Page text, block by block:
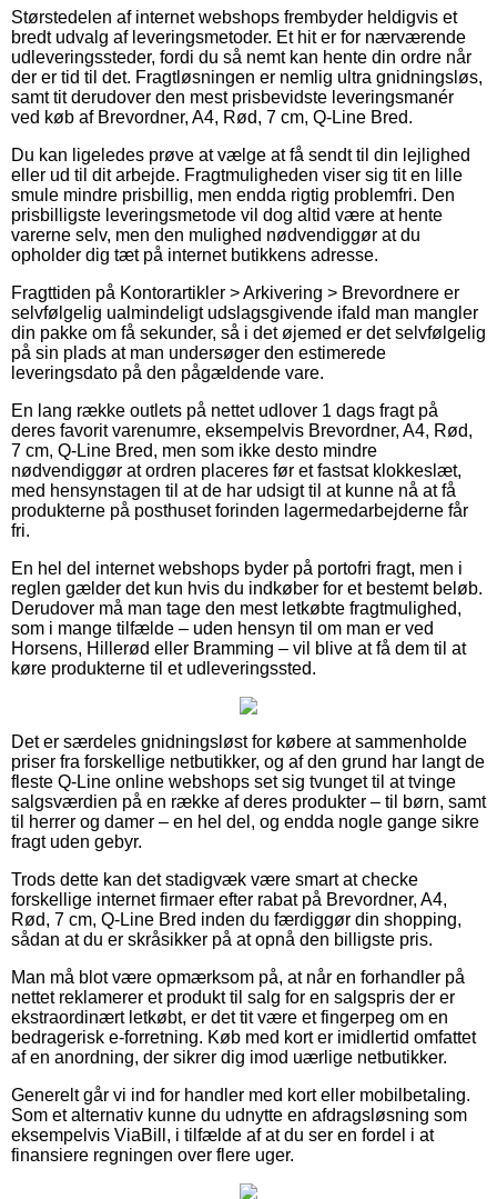
Størstedelen af internet webshops frembyder heldigvis et
bredt udvalg af leveringsmetoder. Et hit er for nærværende
udleveringssteder, fordi du så nemt kan hente din ordre når
der er tid til det. Fragtløsningen er nemlig ultra gnidningsløs,
samt tit derudover den mest prisbevidste leveringsmanér
ved køb af Brevordner, A4, Rød, 7 cm, Q-Line Bred.
Du kan ligeledes prøve at vælge at få sendt til din lejlighed
eller ud til dit arbejde. Fragtmuligheden viser sig tit en lille
smule mindre prisbillig, men endda rigtig problemfri. Den
prisbilligste leveringsmetode vil dog altid være at hente
varerne selv, men den mulighed nødvendiggør at du
opholder dig tæt på internet butikkens adresse.
Fragttiden på Kontorartikler > Arkivering > Brevordnere er
selvfølgelig ualmindeligt udslagsgivende ifald man mangler
din pakke om få sekunder, så i det øjemed er det selvfølgelig
på sin plads at man undersøger den estimerede
leveringsdato på den pågældende vare.
En lang række outlets på nettet udlover 1 dags fragt på
deres favorit varenumre, eksempelvis Brevordner, A4, Rød,
7 cm, Q-Line Bred, men som ikke desto mindre
nødvendiggør at ordren placeres før et fastsat klokkeslæt,
med hensynstagen til at de har udsigt til at kunne nå at få
produkterne på posthuset forinden lagermedarbejderne får
fri.
En hel del internet webshops byder på portofri fragt, men i
reglen gælder det kun hvis du indkøber for et bestemt beløb.
Derudover må man tage den mest letkøbte fragtmulighed,
som i mange tilfælde – uden hensyn til om man er ved
Horsens, Hillerød eller Bramming – vil blive at få dem til at
køre produkterne til et udleveringssted.
Det er særdeles gnidningsløst for købere at sammenholde
priser fra forskellige netbutikker, og af den grund har langt de
fleste Q-Line online webshops set sig tvunget til at tvinge
salgsværdien på en række af deres produkter – til børn, samt
til herrer og damer – en hel del, og endda nogle gange sikre
fragt uden gebyr.
Trods dette kan det stadigvæk være smart at checke
forskellige internet firmaer efter rabat på Brevordner, A4,
Rød, 7 cm, Q-Line Bred inden du færdiggør din shopping,
sådan at du er skråsikker på at opnå den billigste pris.
Man må blot være opmærksom på, at når en forhandler på
nettet reklamerer et produkt til salg for en salgspris der er
ekstraordinært letkøbt, er det tit være et fingerpeg om en
bedragerisk e-forretning. Køb med kort er imidlertid omfattet
af en anordning, der sikrer dig imod uærlige netbutikker.
Generelt går vi ind for handler med kort eller mobilbetaling.
Som et alternativ kunne du udnytte en afdragsløsning som
eksempelvis ViaBill, i tilfælde af at du ser en fordel i at
finansiere regningen over flere uger.